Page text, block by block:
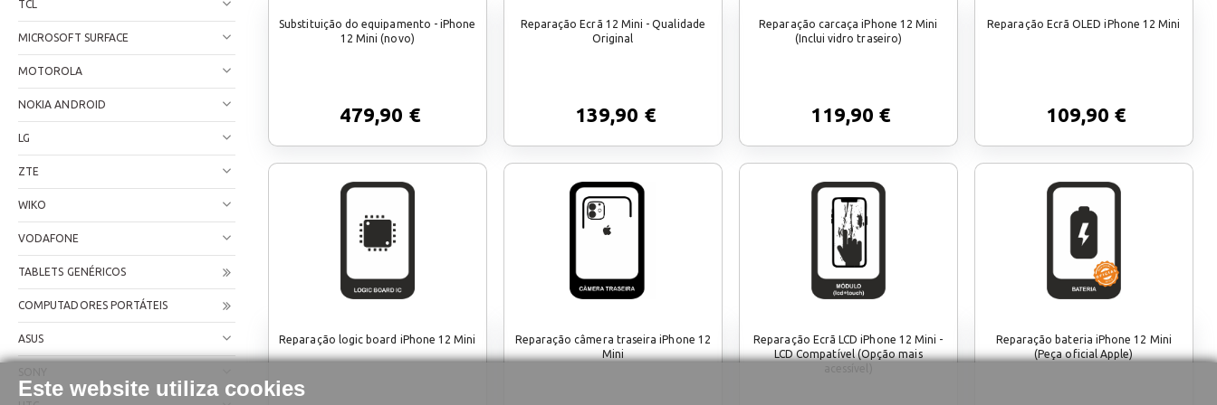
Este website utiliza cookies
TCL
MICROSOFT SURFACE
MOTOROLA
NOKIA ANDROID
LG
ZTE
WIKO
VODAFONE
TABLETS GENÉRICOS
COMPUTADORES PORTÁTEIS
ASUS
Substituição do equipamento - iPhone
12 Mini (novo)
479,90 €
Reparação Ecrã 12 Mini - Qualidade
Original
139,90 €
Reparação carcaça iPhone 12 Mini
(Inclui vidro traseiro)
119,90 €
Reparação Ecrã OLED iPhone 12 Mini
109,90 €
Reparação logic board iPhone 12 Mini
Reparação câmera traseira iPhone 12
Mini
Reparação Ecrã LCD iPhone 12 Mini -
LCD Compatível (Opção mais
Reparação bateria iPhone 12 Mini
(Peça oficial Apple)